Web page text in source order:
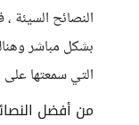
النصائح
بشكل مباشر
التي سمعتها
من أفضل